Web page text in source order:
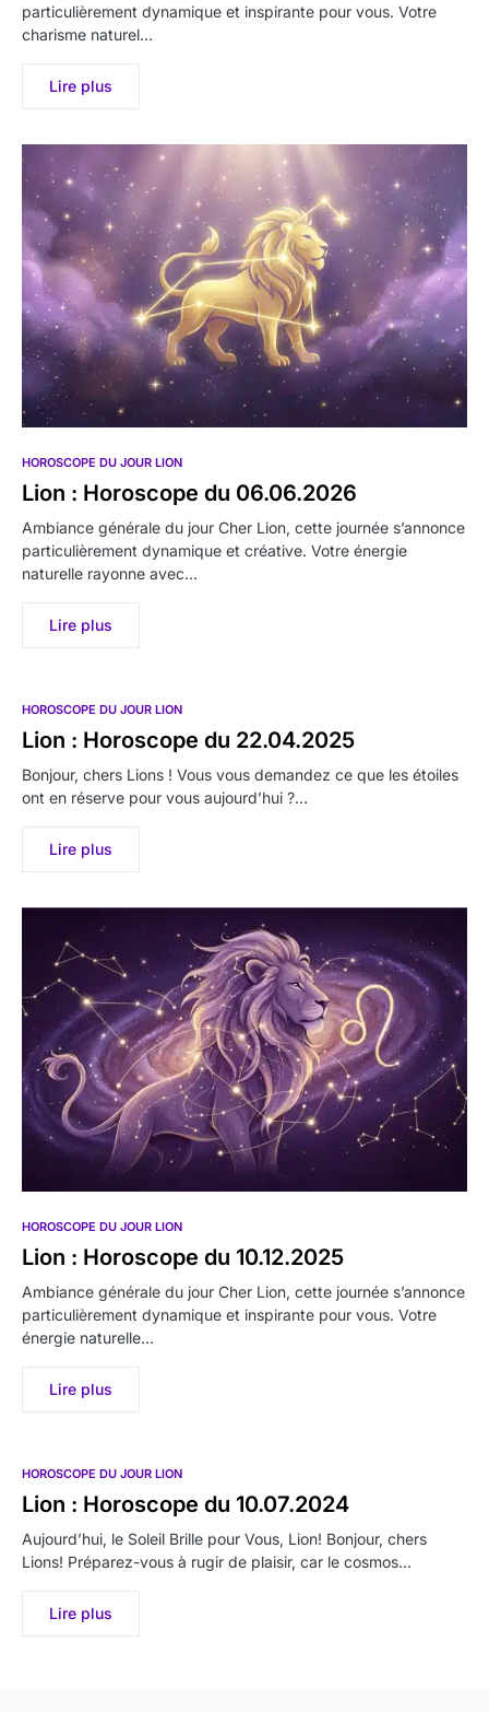
particulièrement dynamique et inspirante pour vous. Votre
charisme naturel…
Lire plus
HOROSCOPE DU JOUR LION
Lion : Horoscope du 06.06.2026
Ambiance générale du jour Cher Lion, cette journée s’annonce
particulièrement dynamique et créative. Votre énergie
naturelle rayonne avec…
Lire plus
HOROSCOPE DU JOUR LION
Lion : Horoscope du 22.04.2025
Bonjour, chers Lions ! Vous vous demandez ce que les étoiles
ont en réserve pour vous aujourd’hui ?…
Lire plus
HOROSCOPE DU JOUR LION
Lion : Horoscope du 10.12.2025
Ambiance générale du jour Cher Lion, cette journée s’annonce
particulièrement dynamique et inspirante pour vous. Votre
énergie naturelle…
Lire plus
HOROSCOPE DU JOUR LION
Lion : Horoscope du 10.07.2024
Aujourd’hui, le Soleil Brille pour Vous, Lion! Bonjour, chers
Lions! Préparez-vous à rugir de plaisir, car le cosmos…
Lire plus